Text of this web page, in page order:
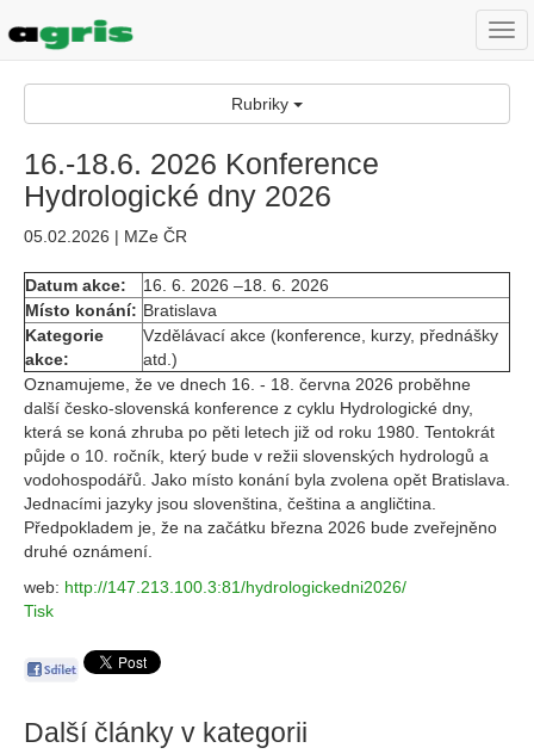
Rubriky
16.-18.6. 2026 Konference
Hydrologické dny 2026
05.02.2026 | MZe ČR
Datum akce:
16. 6. 2026 –18. 6. 2026
Místo konání: Bratislava
Kategorie
akce:
Vzdělávací akce (konference, kurzy, přednášky
atd.)
Oznamujeme, že ve dnech 16. - 18. června 2026 proběhne
další česko-slovenská konference z cyklu Hydrologické dny,
která se koná zhruba po pěti letech již od roku 1980. Tentokrát
půjde o 10. ročník, který bude v režii slovenských hydrologů a
vodohospodářů. Jako místo konání byla zvolena opět Bratislava.
Jednacími jazyky jsou slovenština, čeština a angličtina.
Předpokladem je, že na začátku března 2026 bude zveřejněno
druhé oznámení.
web: http://147.213.100.3:81/hydrologickedni2026/
Tisk
Další články v kategorii